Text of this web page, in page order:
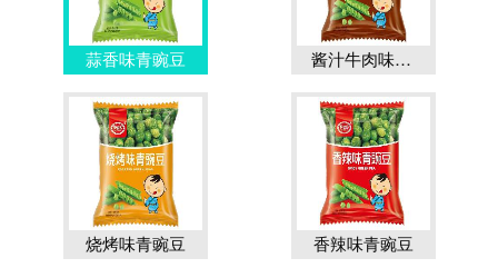
蒜香味青豌豆 酱汁牛肉味青豌豆
烧烤味青豌豆 香辣味青豌豆